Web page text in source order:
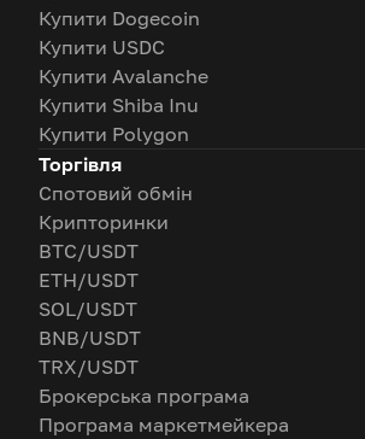
Купити Dogecoin
Купити USDC
Купити Avalanche
Купити Shiba Inu
Купити Polygon
Торгівля
Спотовий обмін
Крипторинки
BTC/USDT
ETH/USDT
SOL/USDT
BNB/USDT
TRX/USDT
Брокерська програма
Програма маркетмейкера